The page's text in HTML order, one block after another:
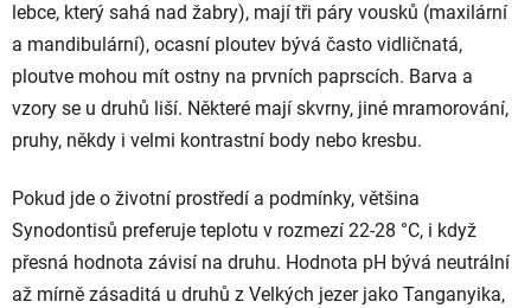
lebce, který sahá nad žabry), mají tři páry vousků (maxilární
a mandibulární), ocasní ploutev bývá často vidličnatá,
ploutve mohou mít ostny na prvních paprscích. Barva a
vzory se u druhů liší. Některé mají skvrny, jiné mramorování,
pruhy, někdy i velmi kontrastní body nebo kresbu.
Pokud jde o životní prostředí a podmínky, většina
Synodontisů preferuje teplotu v rozmezí 22-28 °C, i když
přesná hodnota závisí na druhu. Hodnota pH bývá neutrální
až mírně zásaditá u druhů z Velkých jezer jako Tanganyika,